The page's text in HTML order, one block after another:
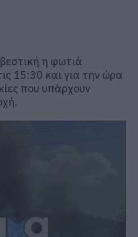
η φωτιά
15:30 και για την ώρα
που υπάρχουν